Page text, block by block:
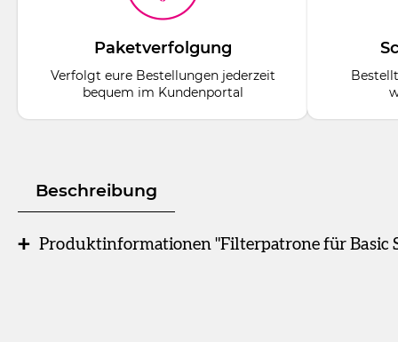
Paketverfolgung
Verfolgt eure Bestellungen jederzeit
bequem im Kundenportal
Beschreibung
Produktinformationen "Filterpatrone für Basic